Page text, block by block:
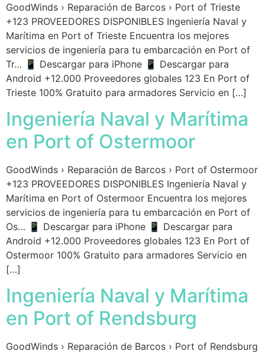
GoodWinds › Reparación de Barcos › Port of Trieste
+123 PROVEEDORES DISPONIBLES Ingeniería Naval y
Marítima en Port of Trieste Encuentra los mejores
servicios de ingeniería para tu embarcación en Port of
Tr… 📱 Descargar para iPhone 📱 Descargar para
Android +12.000 Proveedores globales 123 En Port of
Trieste 100% Gratuito para armadores Servicio en […]
Ingeniería Naval y Marítima
en Port of Ostermoor
GoodWinds › Reparación de Barcos › Port of Ostermoor
+123 PROVEEDORES DISPONIBLES Ingeniería Naval y
Marítima en Port of Ostermoor Encuentra los mejores
servicios de ingeniería para tu embarcación en Port of
Os… 📱 Descargar para iPhone 📱 Descargar para
Android +12.000 Proveedores globales 123 En Port of
Ostermoor 100% Gratuito para armadores Servicio en
[…]
Ingeniería Naval y Marítima
en Port of Rendsburg
GoodWinds › Reparación de Barcos › Port of Rendsburg